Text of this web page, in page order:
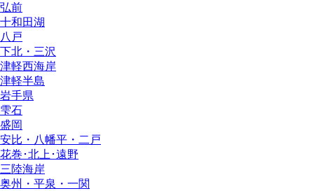
弘前
十和田湖
八戸
下北・三沢
津軽西海岸
津軽半島
岩手県
雫石
盛岡
安比・八幡平・二戸
花巻･北上･遠野
三陸海岸
奥州・平泉・一関